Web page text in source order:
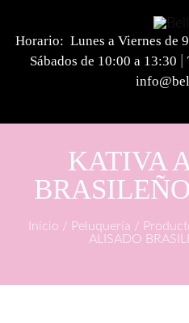
Horario: Lunes a Viernes de
Sábados de 10:00 a 13:30
KATIVA
Inicio / Peluquería /
ALISADO